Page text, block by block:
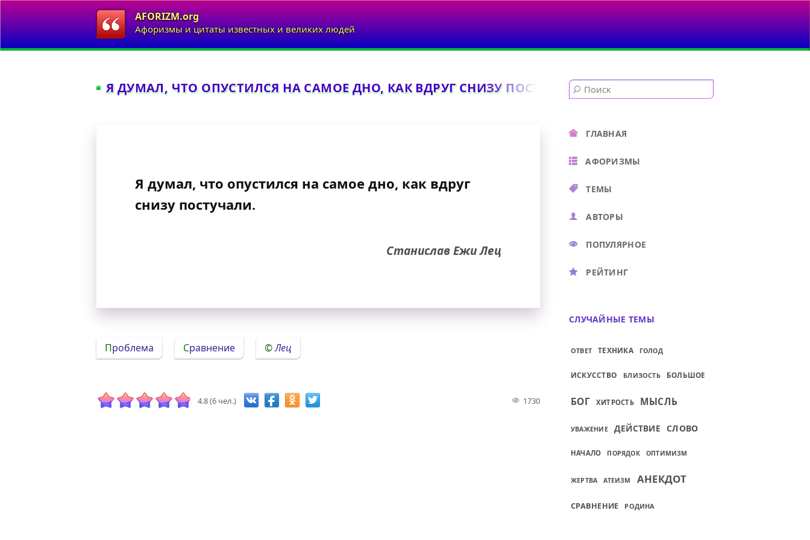
AFORIZM.org
Афоризмы и цитаты известных и великих людей
Я ДУМАЛ, ЧТО ОПУСТИЛСЯ НА САМОЕ ДНО, КАК ВДРУГ СНИЗУ ПОСТУЧАЛИ...
Я думал, что опустился на самое дно, как вдруг
снизу постучали.
Станислав Ежи Лец
Проблема Сравнение Лец
4.8 (6 чел.) 1730
ГЛАВНАЯ
АФОРИЗМЫ
ТЕМЫ
АВТОРЫ
ПОПУЛЯРНОЕ
РЕЙТИНГ
СЛУЧАЙНЫЕ ТЕМЫ
ОТВЕТ ТЕХНИКА ГОЛОД
ИСКУССТВО БЛИЗОСТЬ БОЛЬШОЕ
БОГ ХИТРОСТЬ МЫСЛЬ
УВАЖЕНИЕ ДЕЙСТВИЕ СЛОВО
НАЧАЛО ПОРЯДОК ОПТИМИЗМ
ЖЕРТВА АТЕИЗМ АНЕКДОТ
СРАВНЕНИЕ РОДИНА